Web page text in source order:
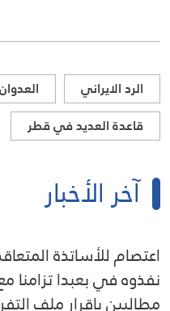
الرد الايراني
قاعدة العديد في قطر
آخر الأخبار
اعتصام للأساتذة
نفذوه في بعبدا تزامنا
مطالبين بإقرار ملف